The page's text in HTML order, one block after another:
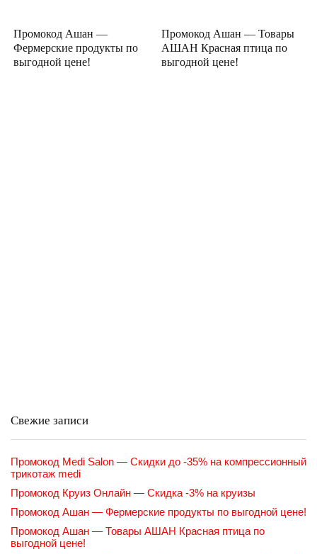
Промокод Ашан —
Фермерские продукты по
выгодной цене!
Промокод Ашан — Товары
АШАН Красная птица по
выгодной цене!
Свежие записи
Промокод Medi Salon — Скидки до -35% на компрессионный
трикотаж medi
Промокод Круиз Онлайн — Скидка -3% на круизы
Промокод Ашан — Фермерские продукты по выгодной цене!
Промокод Ашан — Товары АШАН Красная птица по
выгодной цене!